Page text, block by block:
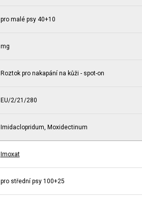
pro malé psy 40+10
mg
Roztok pro nakapání na kůži - spot-on
EU/2/21/280
Imidaclopridum, Moxidectinum
Imoxat
pro střední psy 100+25